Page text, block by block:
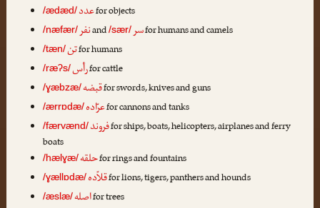
/ædæd/عددfor objects
/næfær/نفرand/sær/سرfor humans and camels
/tæn/تنfor humans
/ræʔs/رأسfor cattle
/ɣæbzæ/قبضهfor swords, knives and guns
/ærrɒdæ/عرّادهfor cannons and tanks
/færvænd/فروندfor ships, boats, helicopters, airplanes and ferry
boats
/hælɣæ/حلقهfor rings and fountains
/ɣællɒdæ/قلاّدهfor lions, tigers, panthers and hounds
/æslæ/اصلهfor trees